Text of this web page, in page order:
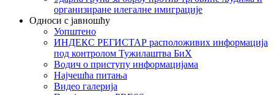
организиране илегалне имиграције
Односи с јавношћу
Уопштено
ИНДЕКС РЕГИСТАР расположивих информација
под контролом Тужилаштва БиХ
Водич о приступу информацијама
Најчешћа питања
Видео галерија